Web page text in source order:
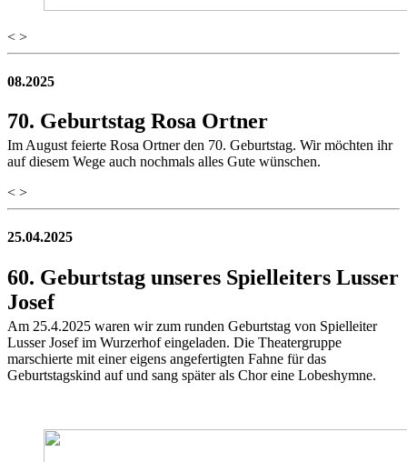
< >
08.2025
70. Geburtstag Rosa Ortner
Im August feierte Rosa Ortner den 70. Geburtstag. Wir möchten ihr
auf diesem Wege auch nochmals alles Gute wünschen.
< >
25.04.2025
60. Geburtstag unseres Spielleiters Lusser
Josef
Am 25.4.2025 waren wir zum runden Geburtstag von Spielleiter
Lusser Josef im Wurzerhof eingeladen. Die Theatergruppe
marschierte mit einer eigens angefertigten Fahne für das
Geburtstagskind auf und sang später als Chor eine Lobeshymne.